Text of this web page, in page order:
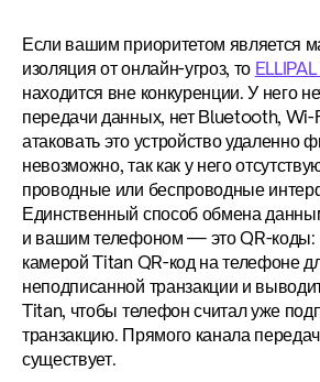
Если вашим приоритетом является
изоляция от онлайн-угроз, то
находится вне конкуренции. У него
передачи данных, нет Bluetooth,
атаковать это устройство удаленно
невозможно, так как у него
проводные или беспроводные
Единственный способ обмена
и вашим телефоном — это QR-коды:
камерой Titan QR-код на телефоне
неподписанной транзакции и
Titan, чтобы телефон считал уже
транзакцию. Прямого канала
существует.